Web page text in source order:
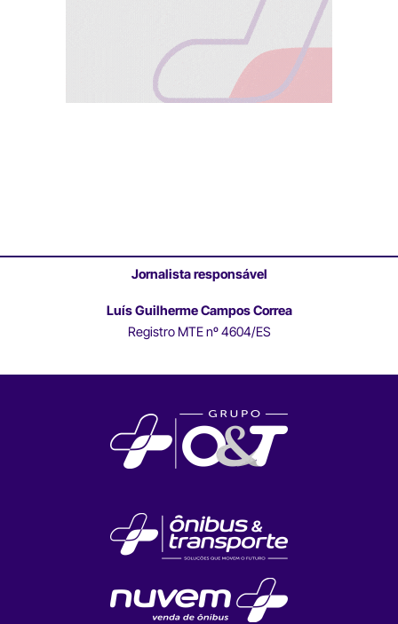
Jornalista responsável
Luís Guilherme Campos Correa
Registro MTE nº 4604/ES